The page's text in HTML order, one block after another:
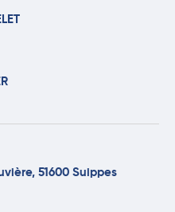
51600 Suippes